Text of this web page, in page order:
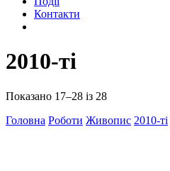
Контакти
2010-ті
Показано 17–28 із 28
Головна Роботи Живопис 2010-ті